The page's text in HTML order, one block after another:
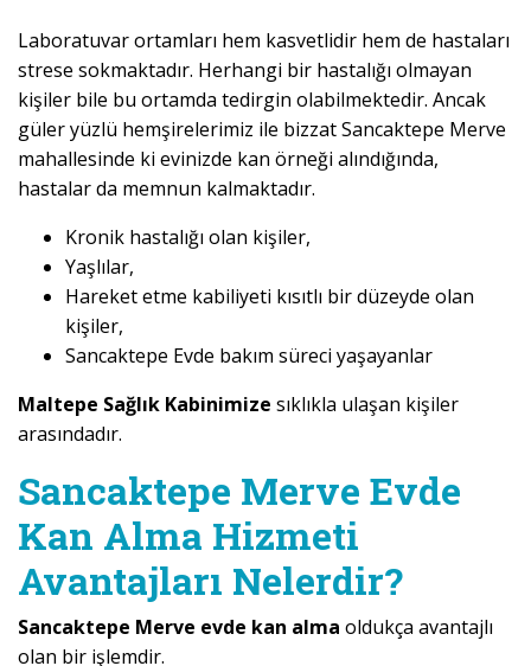
Laboratuvar ortamları hem kasvetlidir hem de hastaları
strese sokmaktadır. Herhangi bir hastalığı olmayan
kişiler bile bu ortamda tedirgin olabilmektedir. Ancak
güler yüzlü hemşirelerimiz ile bizzat Sancaktepe Merve
mahallesinde ki evinizde kan örneği alındığında,
hastalar da memnun kalmaktadır.
Kronik hastalığı olan kişiler,
Yaşlılar,
Hareket etme kabiliyeti kısıtlı bir düzeyde olan
kişiler,
Sancaktepe Evde bakım süreci yaşayanlar
Maltepe Sağlık Kabinimize sıklıkla ulaşan kişiler
arasındadır.
Sancaktepe Merve Evde
Kan Alma Hizmeti
Avantajları Nelerdir?
Sancaktepe Merve evde kan alma oldukça avantajlı
olan bir işlemdir.